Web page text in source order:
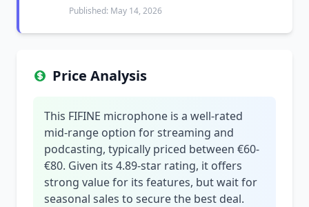
Published: May 14, 2026
Price Analysis
This FIFINE microphone is a well-rated
mid-range option for streaming and
podcasting, typically priced between €60-
€80. Given its 4.89-star rating, it offers
strong value for its features, but wait for
seasonal sales to secure the best deal.